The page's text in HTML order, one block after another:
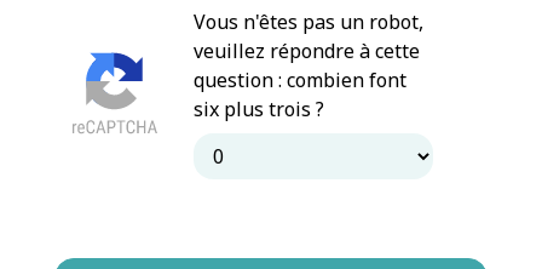
Vous n'êtes pas un robot,
veuillez répondre à cette
question : combien font
six plus trois ?